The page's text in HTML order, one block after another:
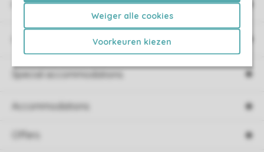
Weiger alle cookies
Voorkeuren kiezen
Holiday parks
Accommodations
Offers